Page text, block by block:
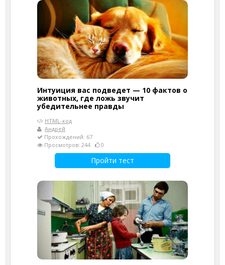
Интуиция вас подведет — 10 фактов о
животных, где ложь звучит
убедительнее правды
HTML-код
Андрей
Прохождений: 67
Просмотров: 244
0
Пройти тест